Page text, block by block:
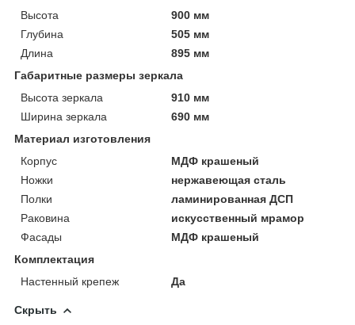
Высота
900 мм
Глубина
505 мм
Длина
895 мм
Габаритные размеры зеркала
Высота зеркала
910 мм
Ширина зеркала
690 мм
Материал изготовления
Корпус
МДФ крашеный
Ножки
нержавеющая сталь
Полки
ламинированная ДСП
Раковина
искусственный мрамор
Фасады
МДФ крашеный
Комплектация
Настенный крепеж
Да
Скрыть